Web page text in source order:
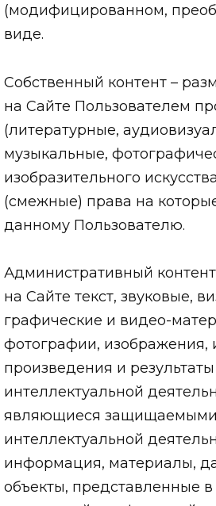
(модифицированном,
виде.
Собственный контент –
на Сайте Пользователем
(литературные,
музыкальные,
изобразительного
(смежные) права на
данному Пользователю.
Административный
на Сайте текст, звуковые,
графические и видео-
фотографии, изображения,
произведения и результаты
интеллектуальной
являющиеся защищаемыми
интеллектуальной
информация, материалы,
объекты, представленные